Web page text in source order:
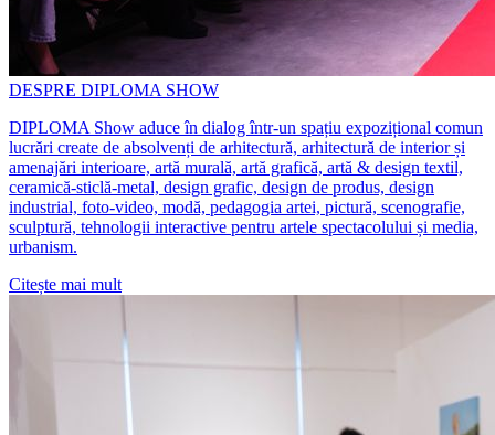
DESPRE DIPLOMA SHOW
DIPLOMA Show aduce în dialog într-un spațiu expozițional comun
lucrări create de absolvenți de arhitectură, arhitectură de interior și
amenajări interioare, artă murală, artă grafică, artă & design textil,
ceramică-sticlă-metal, design grafic, design de produs, design
industrial, foto-video, modă, pedagogia artei, pictură, scenografie,
sculptură, tehnologii interactive pentru artele spectacolului și media,
urbanism.
Citește mai mult